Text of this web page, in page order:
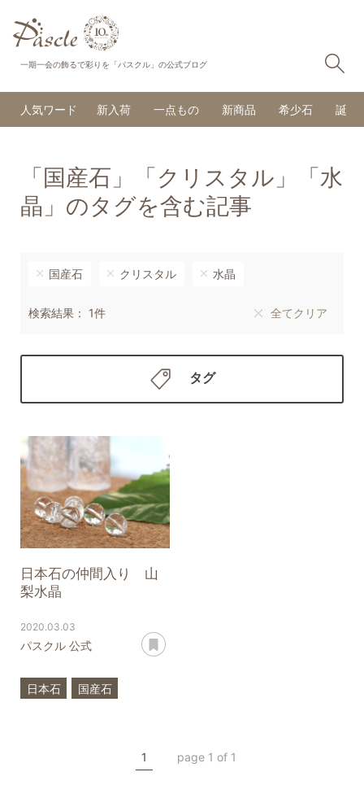
一期一会の飾るで彩りを「パスクル」の公式ブログ
人気ワード 新入荷 一点もの 新商品 希少石 誕生
「国産石」「クリスタル」「水
晶」のタグを含む記事
国産石 クリスタル 水晶
検索結果： 1件 全てクリア
タグ
日本石の仲間入り 山
梨水晶
2020.03.03
パスクル 公式
日本石
国産石
1 page 1 of 1